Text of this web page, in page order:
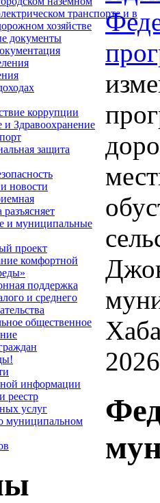
транспорте и в
хозяйстве
документы
коррупции
и Здравоохранение
защита
новости
и муниципальные
проект
комфортной
поддержка
и среднего
общественное
информации
реестр
услуг
муниципальном